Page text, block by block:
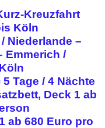
Kreuzfahrt
Köln
Niederlande –
Emmerich /
5 Tage / 4 Nächte
Deck 1 ab
ab 680 Euro pro